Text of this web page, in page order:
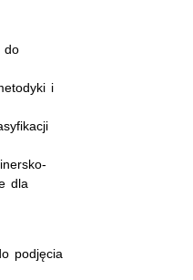
do
i
dla
podjęcia